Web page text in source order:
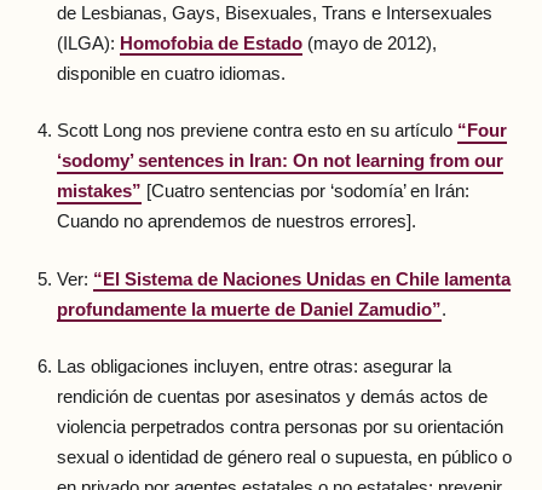
de Lesbianas, Gays, Bisexuales, Trans e Intersexuales
(ILGA): Homofobia de Estado (mayo de 2012),
disponible en cuatro idiomas.
Scott Long nos previene contra esto en su artículo “Four
‘sodomy’ sentences in Iran: On not learning from our
mistakes” [Cuatro sentencias por ‘sodomía’ en Irán:
Cuando no aprendemos de nuestros errores].
Ver: “El Sistema de Naciones Unidas en Chile lamenta
profundamente la muerte de Daniel Zamudio”.
Las obligaciones incluyen, entre otras: asegurar la
rendición de cuentas por asesinatos y demás actos de
violencia perpetrados contra personas por su orientación
sexual o identidad de género real o supuesta, en público o